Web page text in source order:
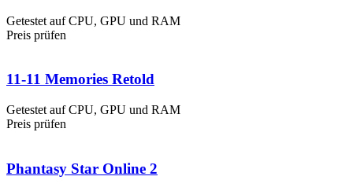
Getestet auf CPU, GPU und RAM
Preis prüfen
11-11 Memories Retold
Getestet auf CPU, GPU und RAM
Preis prüfen
Phantasy Star Online 2